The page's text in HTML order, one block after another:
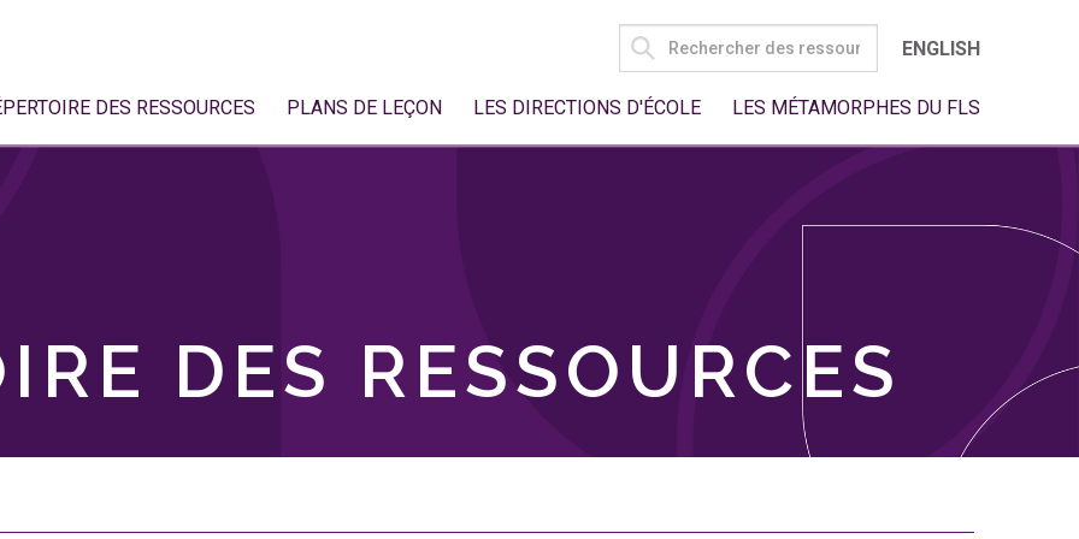
SEARCH
FOR:
ENGLISH
DES RESSOURCES PLANS DE LEÇON LES DIRECTIONS D'ÉCOLE LES MÉTAMORPHES DU FLS
DES RESSOURCES